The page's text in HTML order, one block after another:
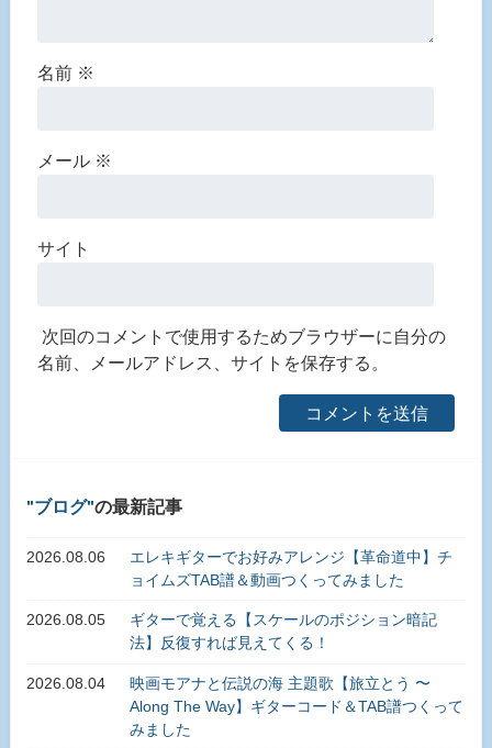
名前 ※
メール ※
サイト
次回のコメントで使用するためブラウザーに自分の
名前、メールアドレス、サイトを保存する。
ブログ の最新記事
2026.08.06
エレキギターでお好みアレンジ【革命道中】チ
ョイムズTAB譜＆動画つくってみました
2026.08.05
ギターで覚える【スケールのポジション暗記
法】反復すれば見えてくる！
2026.08.04
映画モアナと伝説の海 主題歌【旅立とう 〜
Along The Way】ギターコード＆TAB譜つくって
みました